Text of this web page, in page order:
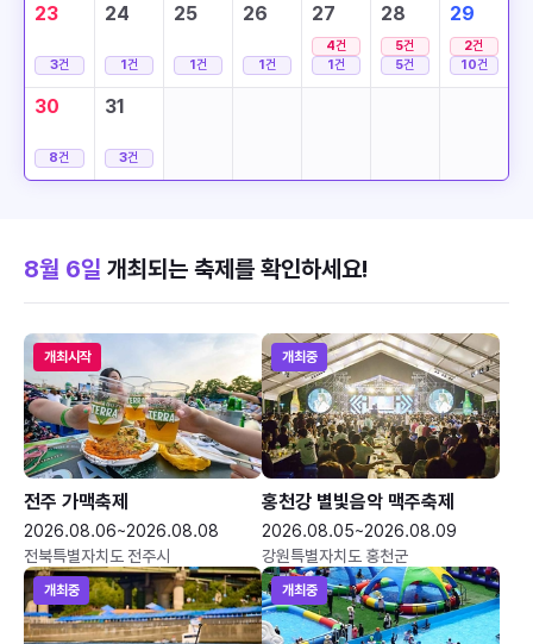
23
3건
24
1건
25
1건
26
1건
27
4건
1건
28
5건
5건
29
2건
10건
30
8건
31
3건
8월 6일 개최되는 축제를 확인하세요!
개최시작
전주 가맥축제
2026.08.06~2026.08.08
전북특별자치도 전주시
개최중
홍천강 별빛음악 맥주축제
2026.08.05~2026.08.09
강원특별자치도 홍천군
개최중 개최중